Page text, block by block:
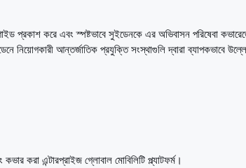
প্রকাশ করে এবং স্পষ্টভাবে সুইডেনকে এর অভিবাসন পরিষেবা
নিয়োগকারী আন্তর্জাতিক প্রযুক্তি সংস্থাগুলি দ্বারা ব্যাপকভাবে
করা এন্টারপ্রাইজ গ্লোবাল মোবিলিটি প্ল্যাটফর্ম।